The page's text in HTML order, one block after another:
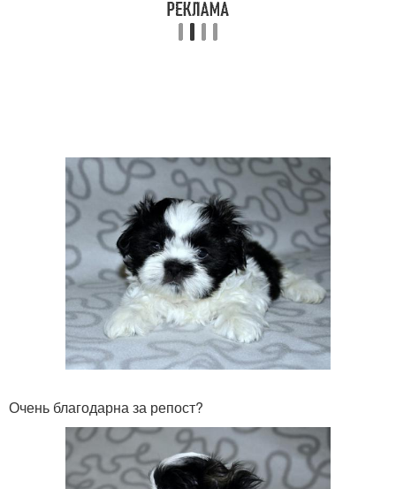
Очень благодарна за репост?